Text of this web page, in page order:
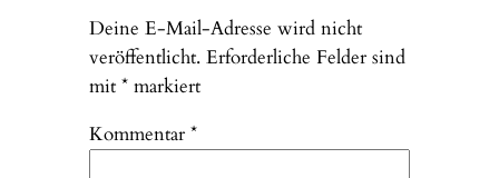
Deine E-Mail-Adresse wird nicht
veröffentlicht. Erforderliche Felder sind
mit *markiert
Kommentar *